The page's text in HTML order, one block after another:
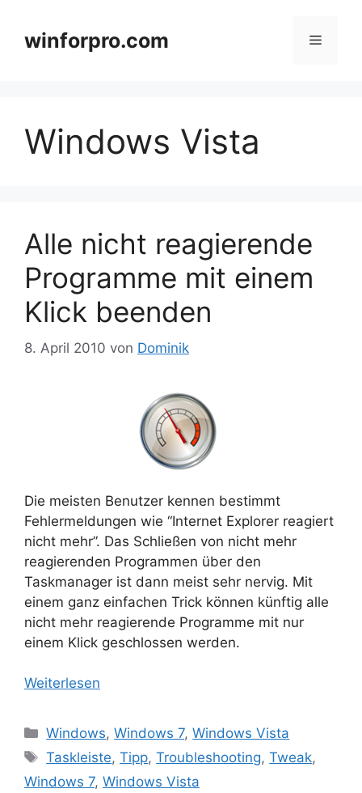
springenwinforpro.com Menü
Windows Vista
Alle nicht reagierende
Programme mit einem
Klick beenden
8. April 2010 von Dominik
Die meisten Benutzer kennen bestimmt
Fehlermeldungen wie “Internet Explorer reagiert
nicht mehr”. Das Schließen von nicht mehr
reagierenden Programmen über den
Taskmanager ist dann meist sehr nervig. Mit
einem ganz einfachen Trick können künftig alle
nicht mehr reagierende Programme mit nur
einem Klick geschlossen werden.
Weiterlesen
Kategorien
Windows,Windows 7,Windows Vista
Schlagwörter
Taskleiste,Tipp,Troubleshooting,Tweak,
Windows 7, Windows Vista